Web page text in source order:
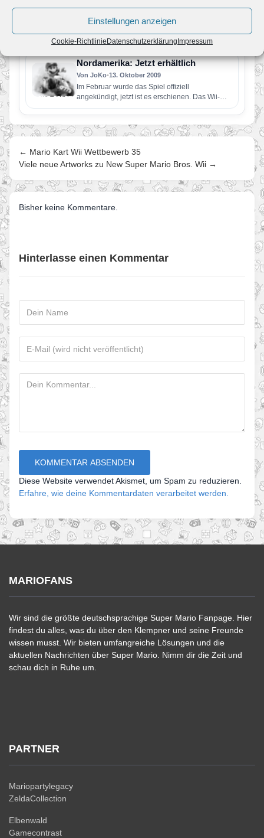
Einstellungen anzeigen
Cookie-Richtlinie Datenschutzerklärung Impressum
Von JoKo 13. Oktober 2009
Webseite geupdatet. Nach langer Zeit auch mal
Nordamerika: Jetzt erhältlich
Von JoKo•13. Oktober 2009
Im Februar wurde das Spiel offiziell
angekündigt, jetzt ist es erschienen. Das Wii-
Spiel kostet $45.99, das DS Spiel…
← Mario Kart Wii Wettbewerb 35
Viele neue Artworks zu New Super Mario Bros. Wii →
Bisher keine Kommentare.
Hinterlasse einen Kommentar
Diese Website verwendet Akismet, um Spam zu reduzieren.
Erfahre, wie deine Kommentardaten verarbeitet werden.
MARIOFANS
Wir sind die größte deutschsprachige Super Mario Fanpage. Hier
findest du alles, was du über den Klempner und seine Freunde
wissen musst. Wir bieten umfangreiche Lösungen und die
aktuellen Nachrichten über Super Mario. Nimm dir die Zeit und
schau dich in Ruhe um.
PARTNER
Mariopartylegacy
ZeldaCollection
Elbenwald
Gamecontrast